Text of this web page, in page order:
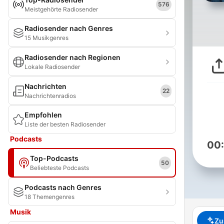
Meistgehörte Radiosender
576
Radiosender nach Genres
15 Musikgenres
Radiosender nach Regionen
Lokale Radiosender
Nachrichten
Nachrichtenradios
22
Empfohlen
Liste der besten Radiosender
Podcasts
Top-Podcasts
Beliebteste Podcasts
50
Podcasts nach Genres
18 Themengenres
Musik